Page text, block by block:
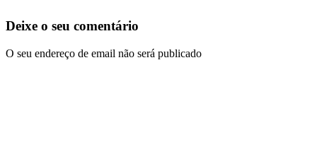
Deixe o seu comentário
O seu endereço de email não será publicado